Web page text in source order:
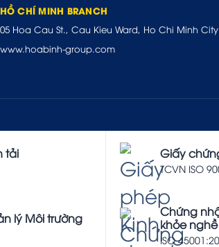
HỒ CHÍ MINH BRANCH
05 Hoa Cau St., Cau Kieu Ward, Ho Chi Minh City
www.hoabinh-group.com
tải Giấy
TCVN ISO
lý Môi trường
Chứng
khỏe
ISO